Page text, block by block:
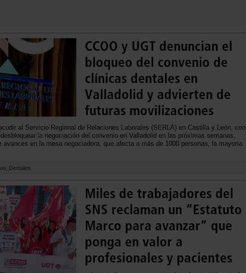
CCOO y UGT denuncian el
bloqueo del convenio de
clínicas dentales en
Valladolid y advierten de
futuras movilizaciones
al Servicio Regional de Relaciones Laborales (SERLA) en Castilla y León, con
la negociación del convenio en Valladolid en las próximas semanas,
avances en la mesa negociadora, que afecta a más de 1000 personas, la mayoría
Miles de trabajadores del
SNS reclaman un “Estatuto
Marco para avanzar” que
ponga en valor a
profesionales y pacientes